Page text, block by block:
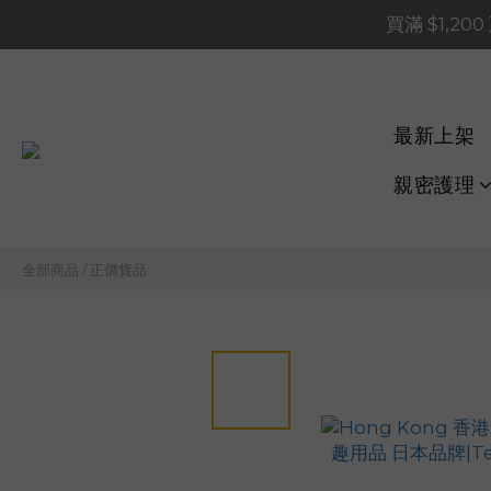
買滿
買滿
📢 系統維護通知 –
買滿
最新上架
親密護理
全部商品 / 正價貨品